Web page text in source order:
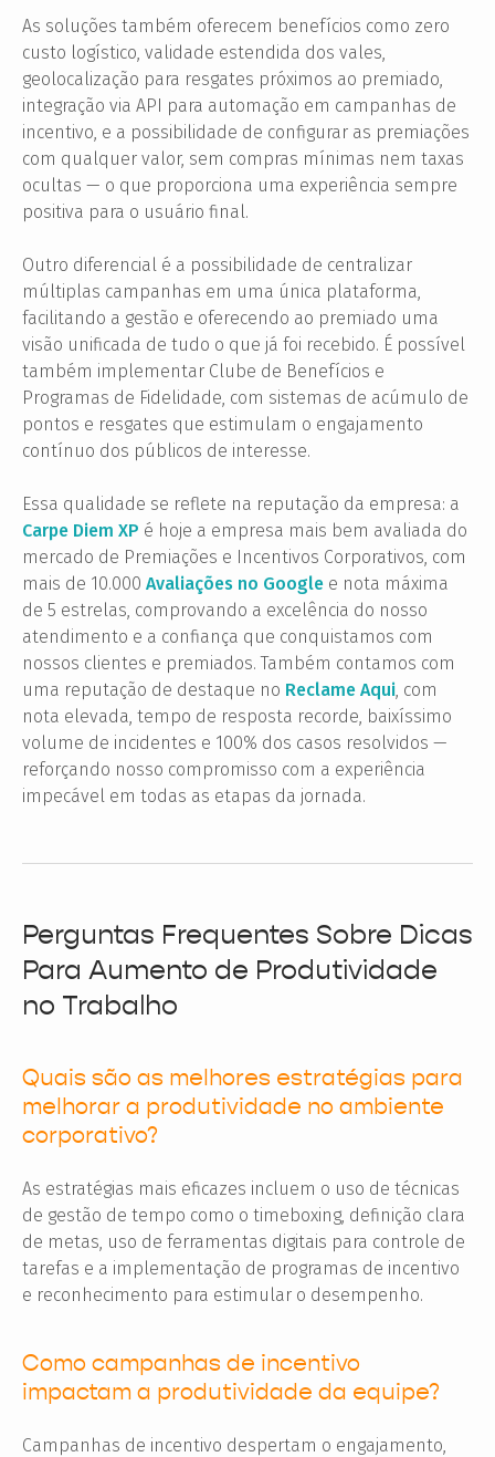
As soluções também oferecem benefícios como zero
custo logístico, validade estendida dos vales,
geolocalização para resgates próximos ao premiado,
integração via API para automação em campanhas de
incentivo, e a possibilidade de configurar as premiações
com qualquer valor, sem compras mínimas nem taxas
ocultas — o que proporciona uma experiência sempre
positiva para o usuário final.
Outro diferencial é a possibilidade de centralizar
múltiplas campanhas em uma única plataforma,
facilitando a gestão e oferecendo ao premiado uma
visão unificada de tudo o que já foi recebido. É possível
também implementar Clube de Benefícios e
Programas de Fidelidade, com sistemas de acúmulo de
pontos e resgates que estimulam o engajamento
contínuo dos públicos de interesse.
Essa qualidade se reflete na reputação da empresa: a
Carpe Diem XP é hoje a empresa mais bem avaliada do
mercado de Premiações e Incentivos Corporativos, com
mais de 10.000 Avaliações no Google e nota máxima
de 5 estrelas, comprovando a excelência do nosso
atendimento e a confiança que conquistamos com
nossos clientes e premiados. Também contamos com
uma reputação de destaque no Reclame Aqui, com
nota elevada, tempo de resposta recorde, baixíssimo
volume de incidentes e 100% dos casos resolvidos —
reforçando nosso compromisso com a experiência
impecável em todas as etapas da jornada.
Perguntas Frequentes Sobre Dicas
Para Aumento de Produtividade
no Trabalho
Quais são as melhores estratégias para
melhorar a produtividade no ambiente
corporativo?
As estratégias mais eficazes incluem o uso de técnicas
de gestão de tempo como o timeboxing, definição clara
de metas, uso de ferramentas digitais para controle de
tarefas e a implementação de programas de incentivo
e reconhecimento para estimular o desempenho.
Como campanhas de incentivo
impactam a produtividade da equipe?
Campanhas de incentivo despertam o engajamento,